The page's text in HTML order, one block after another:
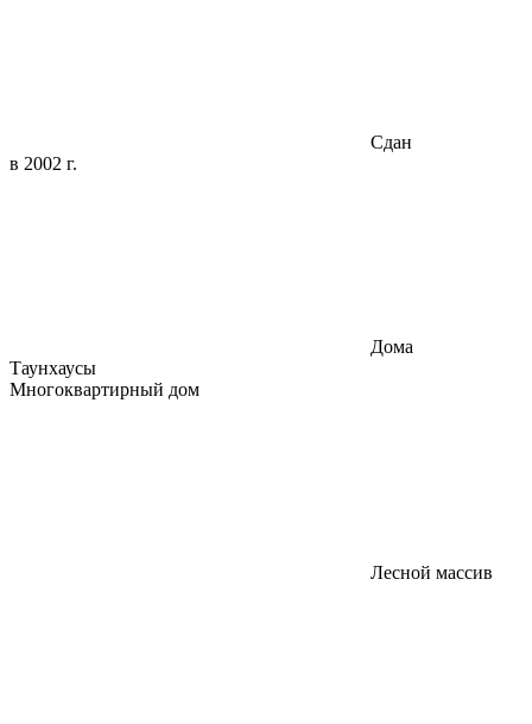
Сдан
в 2002 г.
Дома
Таунхаусы
Многоквартирный дом
Лесной массив